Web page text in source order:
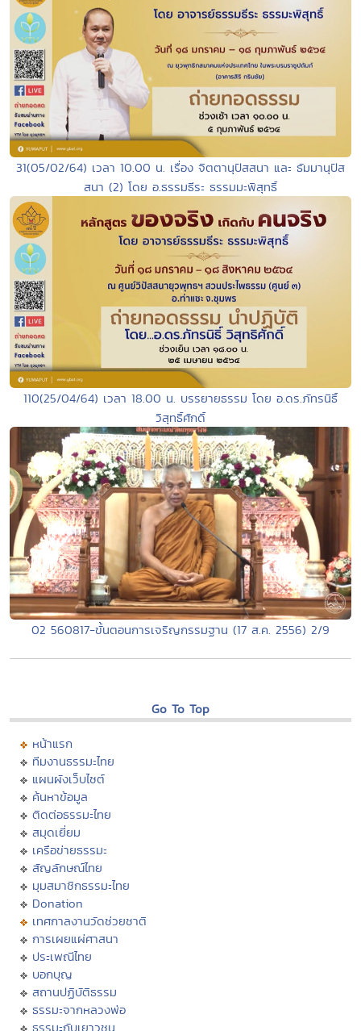
31(05/02/64) เวลา 10.00 น. เรื่อง จิตตานุปัสสนา และ ธัมมานุปัส
สนา (2) โดย อ.ธรรมธีระ ธรรมมะพิสุทธิ์
110(25/04/64) เวลา 18.00 น. บรรยายธรรม โดย อ.ดร.ภัทรนิธิ์
วิสุทธิ์ศักดิ์
02 560817-ขั้นตอนการเจริญกรรมฐาน (17 ส.ค. 2556) 2/9
Go To Top
หน้าแรก
ทีมงานธรรมะไทย
แผนผังเว็บไซต์
ค้นหาข้อมูล
ติดต่อธรรมะไทย
สมุดเยี่ยม
เครือข่ายธรรมะ
สัญลักษณ์ไทย
มุมสมาชิกธรรมะไทย
Donation
เทศกาลงานวัดช่วยชาติ
การเผยแผ่ศาสนา
ประเพณีไทย
บอกบุญ
สถานปฏิบัติธรรม
ธรรมะจากหลวงพ่อ
ธรรมะกับเยาวชน